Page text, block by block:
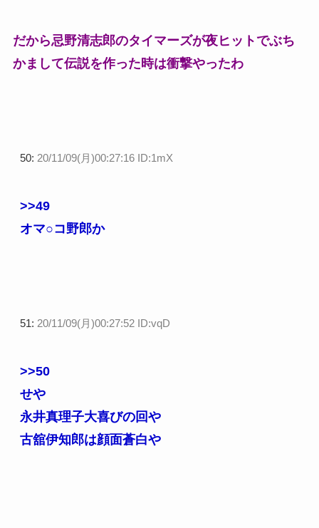
だから忌野清志郎のタイマーズが夜ヒットでぶち
かまして伝説を作った時は衝撃やったわ
50: 20/11/09(月)00:27:16 ID:1mX
>>49
オマ○コ野郎か
51: 20/11/09(月)00:27:52 ID:vqD
>>50
せや
永井真理子大喜びの回や
古舘伊知郎は顔面蒼白や